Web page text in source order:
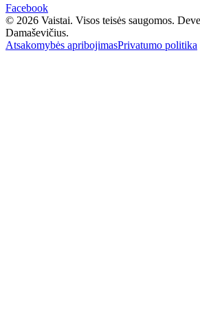
Facebook
© 2026 Vaistai. Visos teisės saugomos.
Damaševičius.
Atsakomybės apribojimasPrivatumo politika